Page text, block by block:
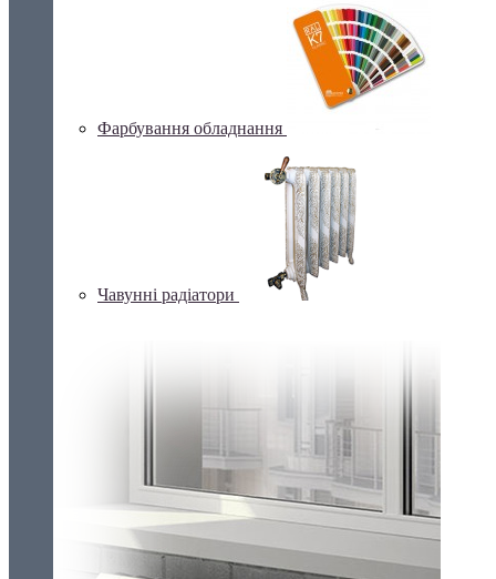
Фарбування обладнання
Чавунні радіатори